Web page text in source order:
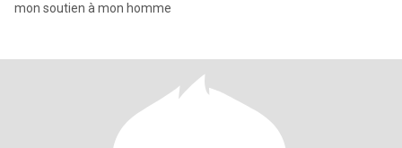
mon soutien à mon homme